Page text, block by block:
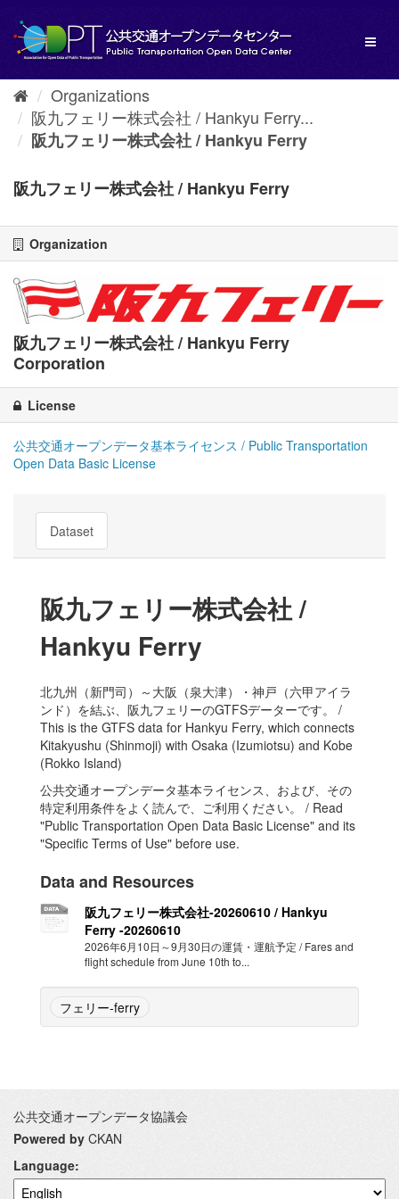
content
Organizations
阪九フェリー株式会社 / Hankyu Ferry...
阪九フェリー株式会社 / Hankyu Ferry
阪九フェリー株式会社 / Hankyu Ferry
Organization
阪九フェリー株式会社 / Hankyu Ferry
Corporation
License
公共交通オープンデータ基本ライセンス / Public Transportation
Open Data Basic License
Dataset
阪九フェリー株式会社 /
Hankyu Ferry
北九州（新門司）～大阪（泉大津）・神戸（六甲アイラ
ンド）を結ぶ、阪九フェリーのGTFSデーターです。 /
This is the GTFS data for Hankyu Ferry, which connects
Kitakyushu (Shinmoji) with Osaka (Izumiotsu) and Kobe
(Rokko Island)
公共交通オープンデータ基本ライセンス、および、その
特定利用条件をよく読んで、ご利用ください。 / Read
"Public Transportation Open Data Basic License" and its
"Specific Terms of Use" before use.
Data and Resources
阪九フェリー株式会社-20260610 / Hankyu
Ferry -20260610
2026年6月10日～9月30日の運賃・運航予定 / Fares and
flight schedule from June 10th to...
フェリー-ferry
公共交通オープンデータ協議会
Powered by CKAN
Language